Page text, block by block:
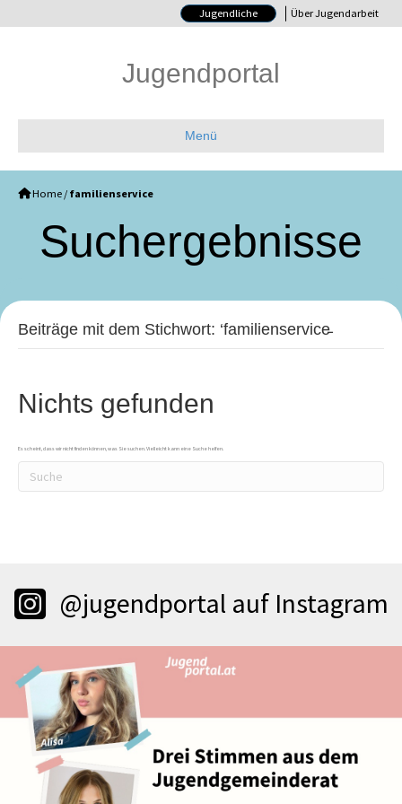
Jugendliche Über Jugendarbeit
Jugendportal
Menü
Home / familienservice
Such­ergebnisse
Beiträge mit dem Stichwort: ‘familienservice̵
Nichts gefunden
Es scheint, dass wir nicht finden können, was Sie suchen. Vielleicht kann eine Suche helfen.
@jugendportal auf Instagram